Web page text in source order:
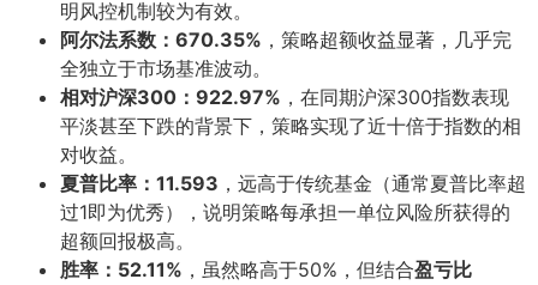
明风控机制较为有效。
阿尔法系数：670.35% ，策略超额收益显著，几乎完
全独立于市场基准波动。
相对沪深300：922.97% ，在同期沪深300指数表现
平淡甚至下跌的背景下，策略实现了近十倍于指数的相
对收益。
夏普比率：11.593 ，远高于传统基金（通常夏普比率超
过1即为优秀），说明策略每承担一单位风险所获得的
超额回报极高。
胜率：52.11% ，虽然略高于50%，但结合盈亏比